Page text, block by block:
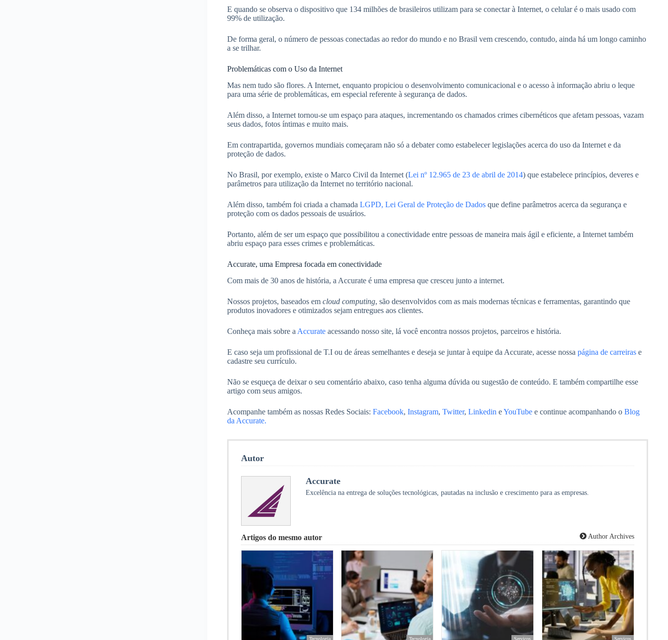
E quando se observa o dispositivo que 134 milhões de brasileiros utilizam para se conectar à Internet, o celular é o mais usado com
99% de utilização.
De forma geral, o número de pessoas conectadas ao redor do mundo e no Brasil vem crescendo, contudo, ainda há um longo caminho
a se trilhar.
Problemáticas com o Uso da Internet
Mas nem tudo são flores. A Internet, enquanto propiciou o desenvolvimento comunicacional e o acesso à informação abriu o leque
para uma série de problemáticas, em especial referente à segurança de dados.
Além disso, a Internet tornou-se um espaço para ataques, incrementando os chamados crimes cibernéticos que afetam pessoas, vazam
seus dados, fotos íntimas e muito mais.
Em contrapartida, governos mundiais começaram não só a debater como estabelecer legislações acerca do uso da Internet e da
proteção de dados.
No Brasil, por exemplo, existe o Marco Civil da Internet (Lei nº 12.965 de 23 de abril de 2014) que estabelece princípios, deveres e
parâmetros para utilização da Internet no território nacional.
Além disso, também foi criada a chamada LGPD, Lei Geral de Proteção de Dadosque define parâmetros acerca da segurança e
proteção com os dados pessoais de usuários.
Portanto, além de ser um espaço que possibilitou a conectividade entre pessoas de maneira mais ágil e eficiente, a Internet também
abriu espaço para esses crimes e problemáticas.
Accurate, uma Empresa focada em conectividade
Com mais de 30 anos de história, a Accurate é uma empresa que cresceu junto a internet.
Nossos projetos, baseados em cloud computing, são desenvolvidos com as mais modernas técnicas e ferramentas, garantindo que
produtos inovadores e otimizados sejam entregues aos clientes.
Conheça mais sobre a Accurateacessando nosso site, lá você encontra nossos projetos, parceiros e história.
E caso seja um profissional de T.I ou de áreas semelhantes e deseja se juntar à equipe da Accurate, acesse nossa página de carreirase
cadastre seu currículo.
Não se esqueça de deixar o seu comentário abaixo, caso tenha alguma dúvida ou sugestão de conteúdo. E também compartilhe esse
artigo com seus amigos.
Acompanhe também as nossas Redes Sociais: Facebook, Instagram, Twitter, Linkedin eYouTubee continue acompanhando o Blog
da Accurate.
Autor
Accurate
Excelência na entrega de soluções tecnológicas, pautadas na inclusão e crescimento para as empresas.
Artigos do mesmo autor Author Archives
Tecnologia Tecnologia Serviços Serviços